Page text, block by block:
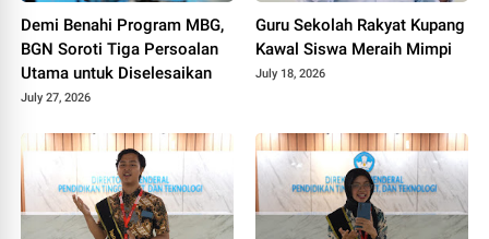
Demi Benahi Program MBG,
BGN Soroti Tiga Persoalan
Utama untuk Diselesaikan
July 27, 2026
Guru Sekolah Rakyat Kupang
Kawal Siswa Meraih Mimpi
July 18, 2026